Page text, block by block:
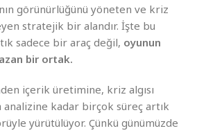
görünürlüğünü yöneten ve kriz
stratejik bir alandır. İşte bu
sadece bir araç değil, oyunun
bir ortak.
içerik üretimine, kriz algısı
kadar birçok süreç artık
yürütülüyor. Çünkü günümüzde